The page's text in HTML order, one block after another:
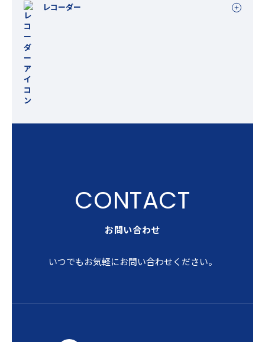
レコーダー
お問い合わせ
いつでもお気軽にお問い合わせください。